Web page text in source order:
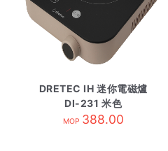
DRETEC IH 迷你電磁爐
DI-231 米色
MOP 388.00